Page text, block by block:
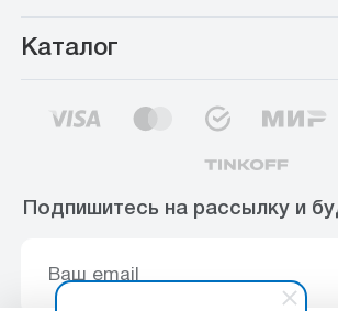
Каталог
Подпишитесь на рассылку и